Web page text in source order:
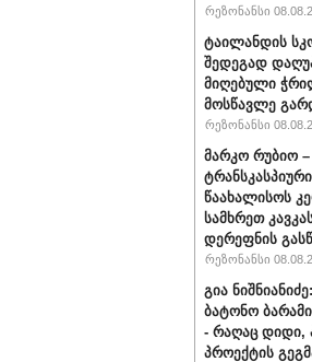
რეზონანსი
ტაილანდის
შედეგად
მიღებული
მოსწავლე
რეზონანსი
მარკო რუბიო
წაახალისოს
სამხრეთ
დერეფნის
რეზონანსი
გია
ბატონო
- რაღაც დიდი,
პროექტის